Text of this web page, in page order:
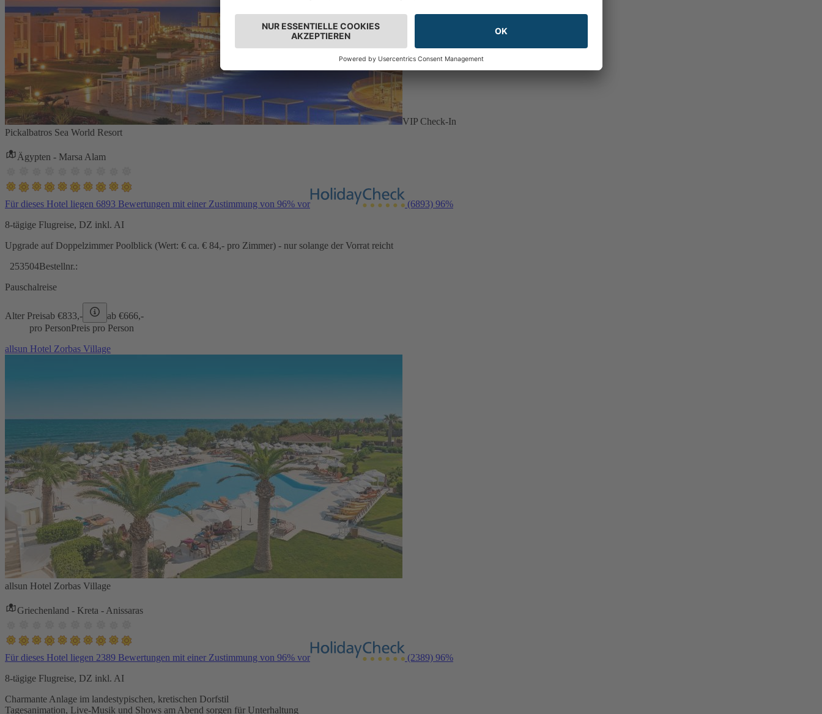
VIP Check-In
Pickalbatros Sea World Resort
Ägypten - Marsa Alam
Für dieses Hotel liegen 6893 Bewertungen mit einer Zustimmung von 96% vor (6893) 96%
8-tägige Flugreise, DZ inkl. AI
Upgrade auf Doppelzimmer Poolblick (Wert: € ca. € 84,- pro Zimmer) - nur solange der Vorrat reicht
253504Bestellnr.:
Pauschalreise
Alter Preisab €833,- ab €666,-
pro PersonPreis pro Person
allsun Hotel Zorbas Village
allsun Hotel Zorbas Village
Griechenland - Kreta - Anissaras
Für dieses Hotel liegen 2389 Bewertungen mit einer Zustimmung von 96% vor (2389) 96%
8-tägige Flugreise, DZ inkl. AI
Charmante Anlage im landestypischen, kretischen Dorfstil
Tagesanimation, Live-Musik und Shows am Abend sorgen für Unterhaltung